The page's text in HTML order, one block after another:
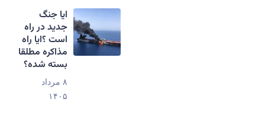
ایا جنگ
جدید در راه
است ؟ایا راه
مذاکره مطلقا
بسته شده؟
۸ مرداد
۱۴۰۵